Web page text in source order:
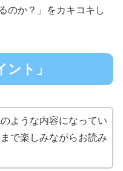
のか？」をカキコキし
ト」
ような内容になってい
で楽しみながらお読み